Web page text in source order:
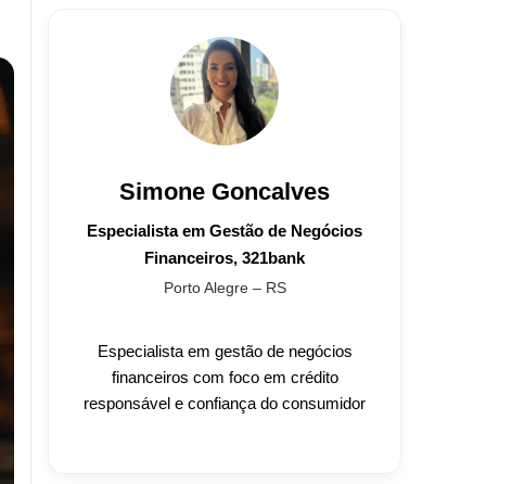
Simone Goncalves
Especialista em Gestão de Negócios
Financeiros, 321bank
Porto Alegre – RS
Especialista em gestão de negócios
financeiros com foco em crédito
responsável e confiança do consumidor